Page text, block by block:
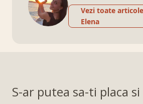
Vezi toate
Elena
S-ar putea sa-ti placa si